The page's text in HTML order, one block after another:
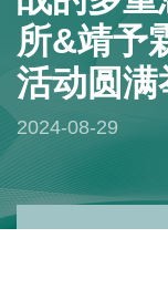
所&靖予
活动圆满
2024-08-29